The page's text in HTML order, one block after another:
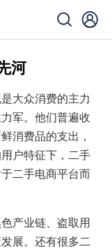
河
大众消费的主力
军。他们普遍收
消费品的支出，
户特征下，二手
二手电商平台而
产业链、盗取用
展。还有很多二